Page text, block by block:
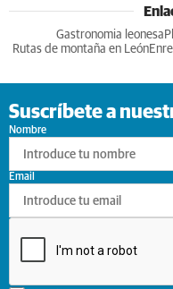
Gastronomia leonesa
Rutas de montaña en León
Suscríbete a
Nombre
Email